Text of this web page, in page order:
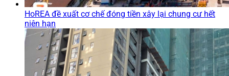
HoREA đề xuất cơ chế đóng tiền xây lại chung cư hết
niên hạn